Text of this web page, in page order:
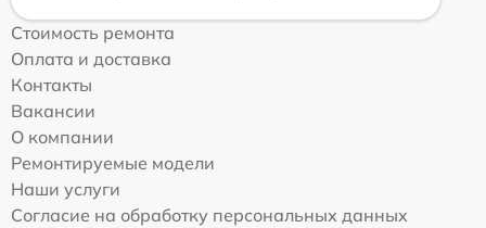
Стоимость ремонта
Оплата и доставка
Контакты
Вакансии
О компании
Ремонтируемые модели
Наши услуги
Согласие на обработку персональных данных